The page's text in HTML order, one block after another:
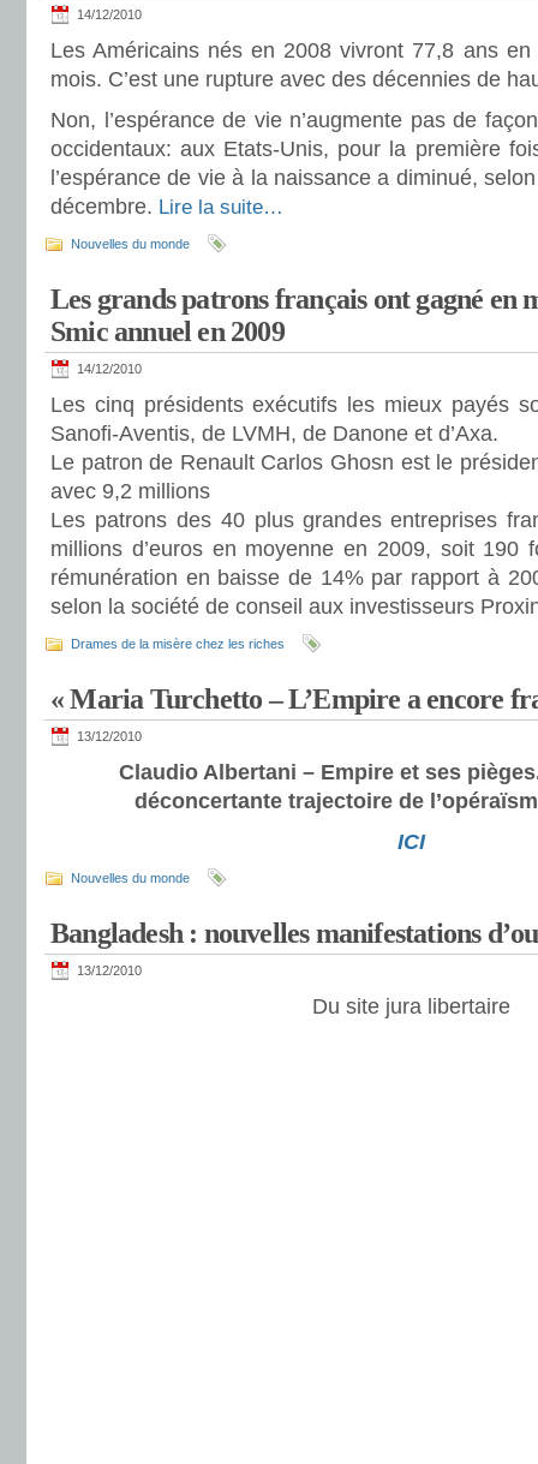
14/12/2010
Les Américains nés en 2008 vivront 77,8 ans en
mois. C’est une rupture avec des décennies de
Non, l’espérance de vie n’augmente pas de
occidentaux: aux Etats-Unis, pour la première
l’espérance de vie à la naissance a diminué,
décembre. Lire la suite…
Nouvelles du monde
Les grands patrons français ont gagné en
Smic annuel en 2009
14/12/2010
Les cinq présidents exécutifs les mieux payés
Sanofi-Aventis, de LVMH, de Danone et d’Axa.
Le patron de Renault Carlos Ghosn est le
avec 9,2 millions
Les patrons des 40 plus grandes entreprises
millions d’euros en moyenne en 2009, soit 190
rémunération en baisse de 14% par rapport à
selon la société de conseil aux investisseurs
Drames de la misère chez les riches
« Maria Turchetto – L’Empire a encore
13/12/2010
Claudio Albertani – Empire et ses
déconcertante trajectoire de
ICI
Nouvelles du monde
Bangladesh : nouvelles manifestations
13/12/2010
Du site jura libertaire